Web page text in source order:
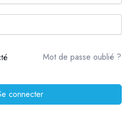
Mot de passe oublié ?
connecter